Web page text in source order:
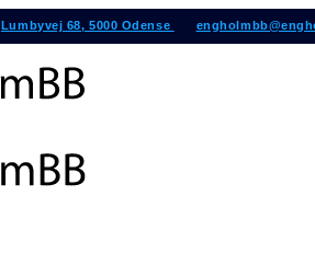
Lumbyvej 68, 5000 Odense